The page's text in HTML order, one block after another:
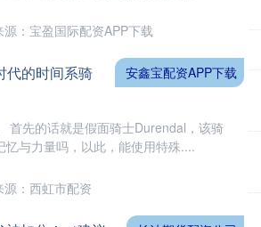
源：宝盈国际配资APP下载
代的时间系骑
首先的话就是假面骑士Durendal，该骑
与力量吗，以此，能使用特殊....
安鑫宝配资APP下载
源：西虹市配资